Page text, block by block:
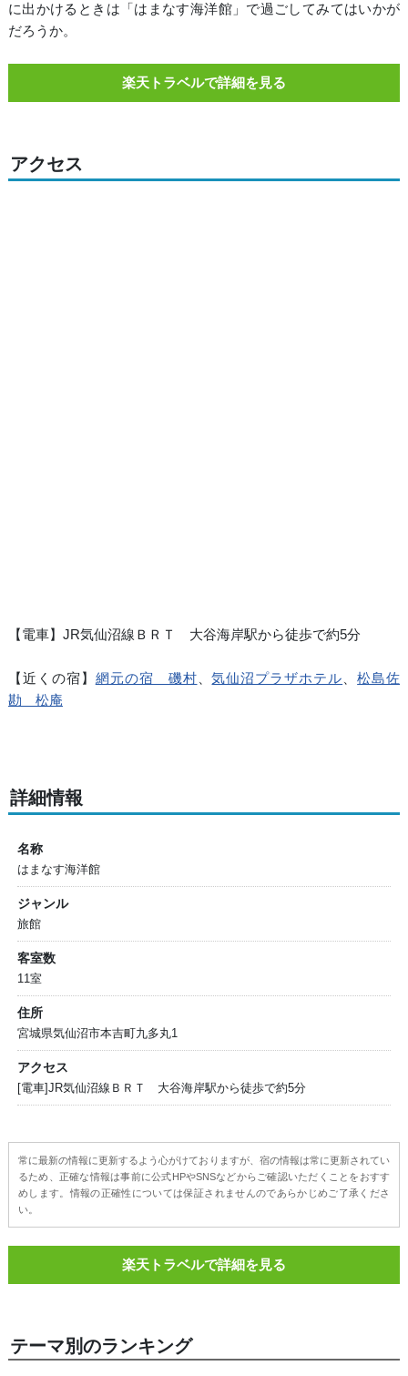
に出かけるときは「はまなす海洋館」で過ごしてみてはいかが
だろうか。
楽天トラベルで詳細を見る
アクセス
【電車】JR気仙沼線ＢＲＴ 大谷海岸駅から徒歩で約5分
【近くの宿】 網元の宿 磯村 、気仙沼プラザホテル 、松島佐
勘 松庵
詳細情報
名称
はまなす海洋館
ジャンル
旅館
客室数
11室
住所
宮城県気仙沼市本吉町九多丸1
アクセス
[電車]JR気仙沼線ＢＲＴ 大谷海岸駅から徒歩で約5分
常に最新の情報に更新するよう心がけておりますが、宿の情報は常に更新されてい
るため、正確な情報は事前に公式HPやSNSなどからご確認いただくことをおすす
めします。情報の正確性については保証されませんのであらかじめご了承くださ
い。
楽天トラベルで詳細を見る
テーマ別のランキング